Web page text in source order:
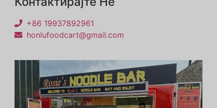
+86 19937892961
honlufoodcart@gmail.com